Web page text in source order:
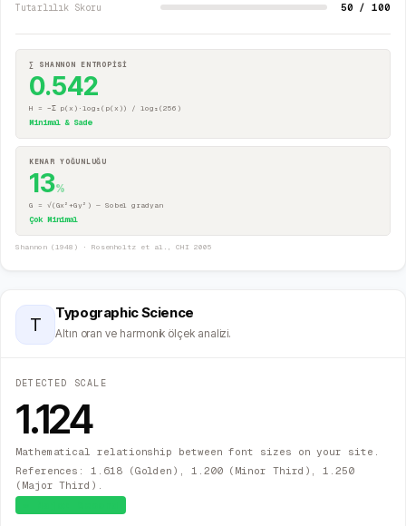
Tutarlılık Skoru 50 / 100
∑ SHANNON ENTROPİSİ
0.542
H = −Σ p(x)·log₂(p(x)) / log₂(256)
Minimal & Sade
KENAR YOĞUNLUĞU
13%
G = √(Gx²+Gy²) — Sobel gradyan
Çok Minimal
Shannon (1948) · Rosenholtz et al., CHI 2005
T
Typographic Science
Altın oran ve harmonik ölçek analizi.
DETECTED SCALE
1.124
Mathematical relationship between font sizes on your site.
References: 1.618 (Golden), 1.200 (Minor Third), 1.250
(Major Third).